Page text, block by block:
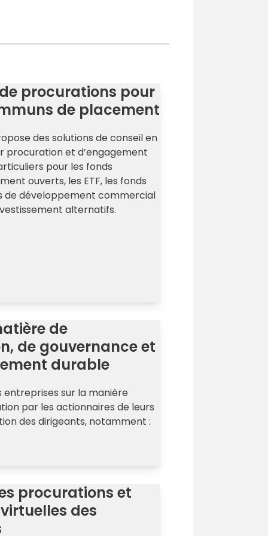
procurations pour
de placement
des solutions de conseil en
procuration et d’engagement
pour les fonds
ouverts, les ETF, les fonds
de développement commercial
alternatifs.
de
de gouvernance et
durable
entreprises sur la manière
par les actionnaires de leurs
des dirigeants, notamment :
procurations et
des